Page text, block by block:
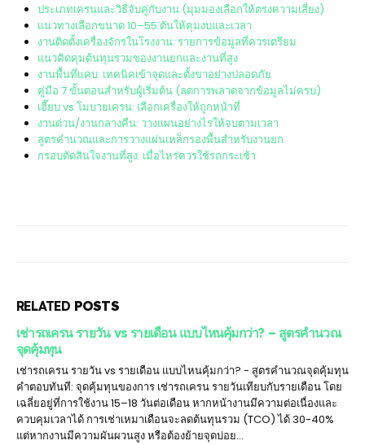
ประเภทเครนและวิธีจับคู่กับงาน (มุมมองเลือกให้ตรงความเสี่ยง)
แนวทางเลือกขนาด 10–55 ตันให้คุมงบและเวลา
งานติดตั้งเครื่องจักรในโรงงาน: รายการข้อมูลที่ควรเตรียม
แนวคิดคุมต้นทุนรวมของงานยกและงานที่สูง
งานพื้นที่แคบ: เทคนิคเข้าจุดและตั้งขาอย่างปลอดภัย
คู่มือ 7 ขั้นตอนสำหรับผู้เริ่มต้น (ลดการพลาดจากข้อมูลไม่ครบ)
เฮี๊ยบ vs โมบายเครน: เลือกเครื่องให้ถูกหน้าที่
งานด่วน/งานกลางคืน: วางแผนอย่างไรให้จบตามเวลา
สูตรคำนวณและการวางแผ่นเหล็กรองพื้นสำหรับงานยก
กรอบตัดสินใจงานที่สูง: เมื่อไหร่ควรใช้รถกระเช้า
RELATED POSTS
เช่ารถเครน รายวัน vs รายเดือน แบบไหนคุ้มกว่า? – สูตรคำนวณ
จุดคุ้มทุน
เช่ารถเครน รายวัน vs รายเดือน แบบไหนคุ้มกว่า? - สูตรคำนวณจุดคุ้มทุน
คำตอบทันที: จุดคุ้มทุนของการ เช่ารถเครน รายวันเทียบกับรายเดือน โดย
เฉลี่ยอยู่ที่การใช้งาน 15–18 วันต่อเดือน หากหน้างานมีความต่อเนื่องและ
ควบคุมเวลาได้ การเช่าเหมาเดือนจะลดต้นทุนรวม (TCO) ได้ 30-40%
แต่หากงานมีความผันผวนสูง หรือต้องย้ายจุดบ่อย...